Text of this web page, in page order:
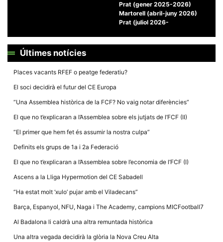
Prat (gener 2025-2026)
Martorell (abril-juny 2026)
Prat (juliol 2026-
Últimes notícies
Places vacants RFEF o peatge federatiu?
El soci decidirà el futur del CE Europa
“Una Assemblea històrica de la FCF? No vaig notar diferències”
El que no t’explicaran a l’Assemblea sobre els jutjats de l’FCF (II)
“El primer que hem fet és assumir la nostra culpa”
Definits els grups de 1a i 2a Federació
El que no t’explicaran a l’Assemblea sobre l’economia de l’FCF (I)
Ascens a la Lliga Hypermotion del CE Sabadell
“Ha estat molt ‘xulo’ pujar amb el Viladecans”
Barça, Espanyol, NFU, Naga i The Academy, campions MICFootball7
Al Badalona li caldrà una altra remuntada històrica
Una altra vegada decidirà la glòria la Nova Creu Alta
Aquestes
cookies no
opcionals,
tècnic de la
web.
Estadístiques
estadístiques
anònima d'ús
per a millorar
i la seva